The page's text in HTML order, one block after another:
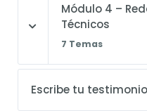
Módulo 4 –
Técnicos
7 Temas
Escribe tu